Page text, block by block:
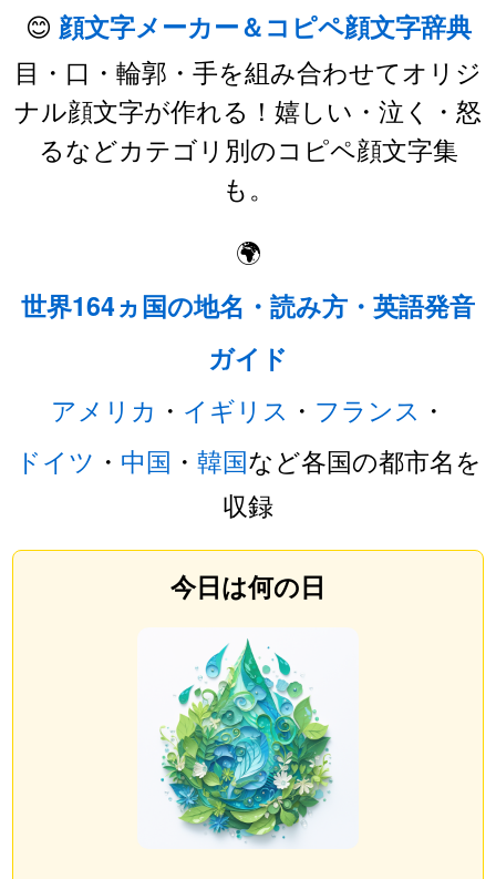
😊 顔文字メーカー＆コピペ顔文字辞典
目・口・輪郭・手を組み合わせてオリジ
ナル顔文字が作れる！嬉しい・泣く・怒
るなどカテゴリ別のコピペ顔文字集
も。
🌍
世界164ヵ国の地名・読み方・英語発音
ガイド
アメリカ ・ イギリス ・ フランス ・
ドイツ ・ 中国 ・ 韓国など各国の都市名を
収録
今日は何の日